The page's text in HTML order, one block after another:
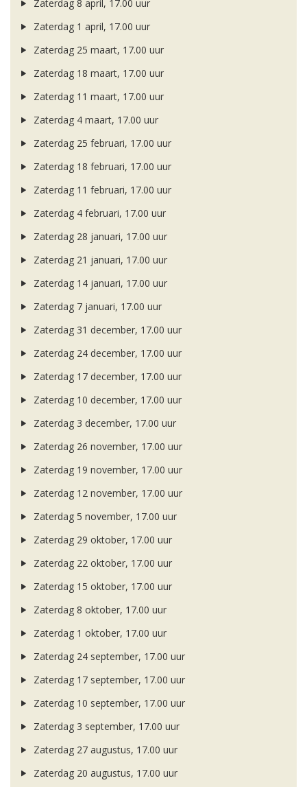
Zaterdag 8 april, 17.00 uur
Zaterdag 1 april, 17.00 uur
Zaterdag 25 maart, 17.00 uur
Zaterdag 18 maart, 17.00 uur
Zaterdag 11 maart, 17.00 uur
Zaterdag 4 maart, 17.00 uur
Zaterdag 25 februari, 17.00 uur
Zaterdag 18 februari, 17.00 uur
Zaterdag 11 februari, 17.00 uur
Zaterdag 4 februari, 17.00 uur
Zaterdag 28 januari, 17.00 uur
Zaterdag 21 januari, 17.00 uur
Zaterdag 14 januari, 17.00 uur
Zaterdag 7 januari, 17.00 uur
Zaterdag 31 december, 17.00 uur
Zaterdag 24 december, 17.00 uur
Zaterdag 17 december, 17.00 uur
Zaterdag 10 december, 17.00 uur
Zaterdag 3 december, 17.00 uur
Zaterdag 26 november, 17.00 uur
Zaterdag 19 november, 17.00 uur
Zaterdag 12 november, 17.00 uur
Zaterdag 5 november, 17.00 uur
Zaterdag 29 oktober, 17.00 uur
Zaterdag 22 oktober, 17.00 uur
Zaterdag 15 oktober, 17.00 uur
Zaterdag 8 oktober, 17.00 uur
Zaterdag 1 oktober, 17.00 uur
Zaterdag 24 september, 17.00 uur
Zaterdag 17 september, 17.00 uur
Zaterdag 10 september, 17.00 uur
Zaterdag 3 september, 17.00 uur
Zaterdag 27 augustus, 17.00 uur
Zaterdag 20 augustus, 17.00 uur